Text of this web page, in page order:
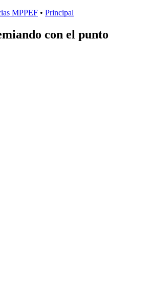
MPPEF • Principal
con el punto